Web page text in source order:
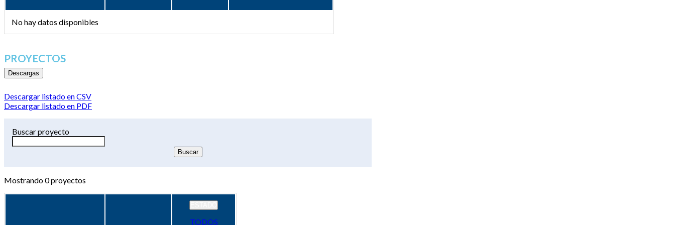
No hay datos disponibles
PROYECTOS
Descargas
Descargar listado en CSV
Descargar listado en PDF
Buscar proyecto
Mostrando0proyectos
TODOS